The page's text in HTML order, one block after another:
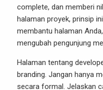
complete, dan memberi
halaman proyek, prinsip
membantu halaman
mengubah pengunjung
Halaman tentang
branding. Jangan hanya
secara formal. Jelaskan